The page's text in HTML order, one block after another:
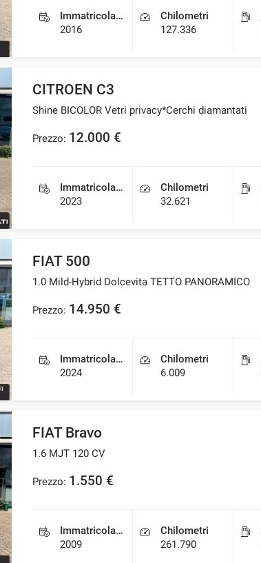
Immatricolazione
2016
Chilometri
127.336
CITROEN C3
Shine BICOLOR Vetri privacy*Cerchi diamantati
Prezzo: 12.000 €
Immatricolazione
2023
Chilometri
32.621
FIAT 500
1.0 Mild-Hybrid Dolcevita TETTO PANORAMICO
Prezzo: 14.950 €
Immatricolazione
2024
Chilometri
6.009
FIAT Bravo
1.6 MJT 120 CV
Prezzo: 1.550 €
Immatricolazione
2009
Chilometri
261.790